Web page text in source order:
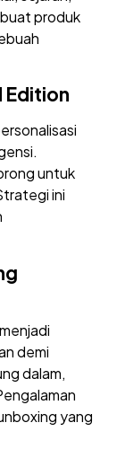
produk
Edition
untuk
ini
demi
dalam,
yang